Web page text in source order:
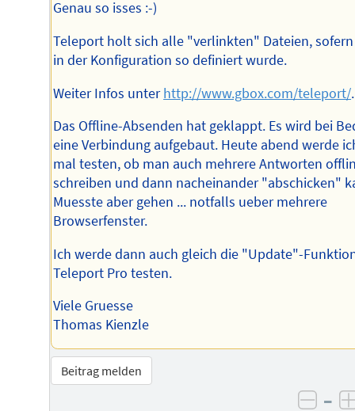
Genau so isses :-)
Teleport holt sich alle "verlinkten" Dateien, sofern
in der Konfiguration so definiert wurde.
Weiter Infos unterhttp://www.gbox.com/teleport/.
Das Offline-Absenden hat geklappt. Es wird bei
eine Verbindung aufgebaut. Heute abend werde
mal testen, ob man auch mehrere Antworten
schreiben und dann nacheinander "abschicken"
Muesste aber gehen ... notfalls ueber mehrere
Browserfenster.
Ich werde dann auch gleich die "Update"-
Teleport Pro testen.
Viele Gruesse
Thomas Kienzle
Beitrag melden
–